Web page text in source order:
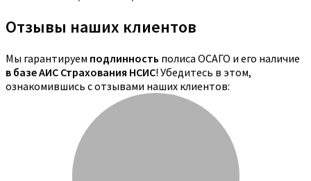
Отзывы наших клиентов
Мы гарантируем подлинность полиса ОСАГО и его наличие
в базе АИС Страхования НСИС! Убедитесь в этом,
ознакомившись с отзывами наших клиентов: